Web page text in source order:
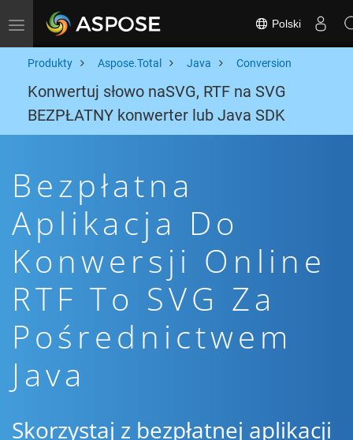
Toggle navigation Polski
Produkty Aspose.Total Java Conversion
Konwertuj słowo naSVG, RTF na SVG
BEZPŁATNY konwerter lub Java SDK
Bezpłatna
Aplikacja Do
Konwersji Online
RTF To SVG Za
Pośrednictwem
Java
Skorzystaj z bezpłatnej aplikacji